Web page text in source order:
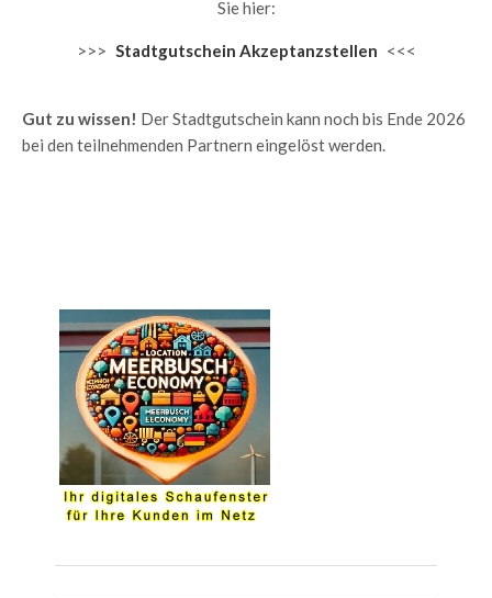
Sie hier:
>>> Stadtgutschein Akzeptanzstellen <<<
Gut zu wissen! Der Stadtgutschein kann noch bis Ende 2026
bei den teilnehmenden Partnern eingelöst werden.